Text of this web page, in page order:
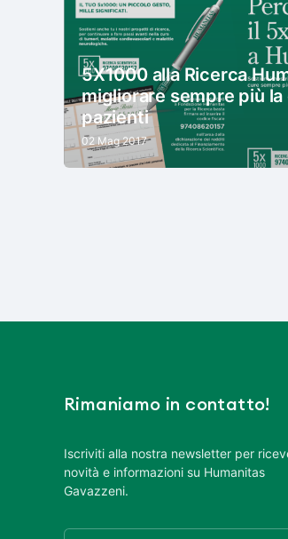
5X1000 alla Ricerca
migliorare sempre più la
pazienti
02 Mag 2017
Rimaniamo in contatto!
Iscriviti alla nostra newsletter per
novità e informazioni su Humanitas
Gavazzeni.